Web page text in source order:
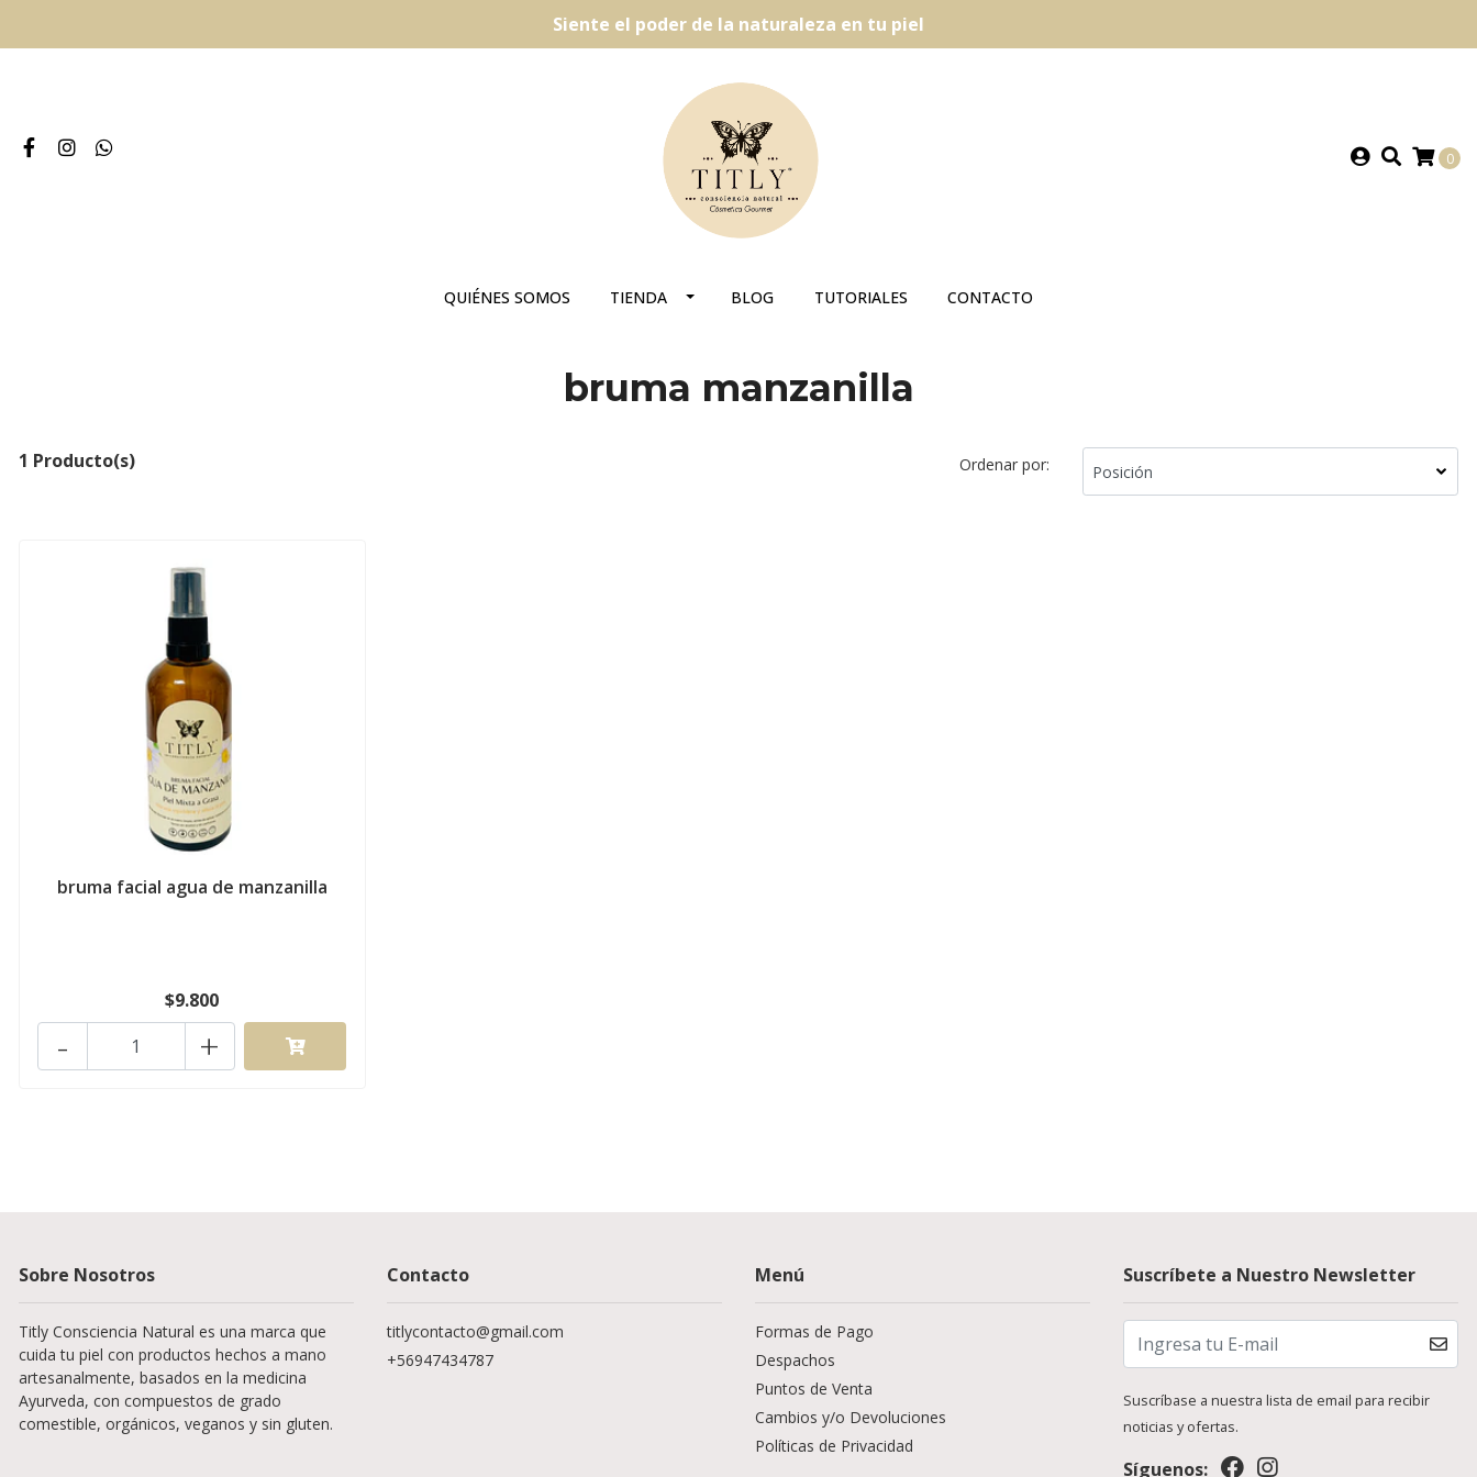
Siente el poder de la naturaleza en tu piel
0
QUIÉNES SOMOS TIENDA BLOG TUTORIALES CONTACTO
bruma manzanilla
1 Producto(s) Ordenar por:
bruma facial agua de manzanilla
$9.800
+
-
Sobre Nosotros
Titly Consciencia Natural es una marca que
cuida tu piel con productos hechos a mano
artesanalmente, basados en la medicina
Ayurveda, con compuestos de grado
comestible, orgánicos, veganos y sin gluten.
Contacto
titlycontacto@gmail.com
+56947434787
Menú
Formas de Pago
Despachos
Puntos de Venta
Cambios y/o Devoluciones
Políticas de Privacidad
Suscríbete a Nuestro Newsletter
Suscríbase a nuestra lista de email para recibir
noticias y ofertas.
Síguenos: